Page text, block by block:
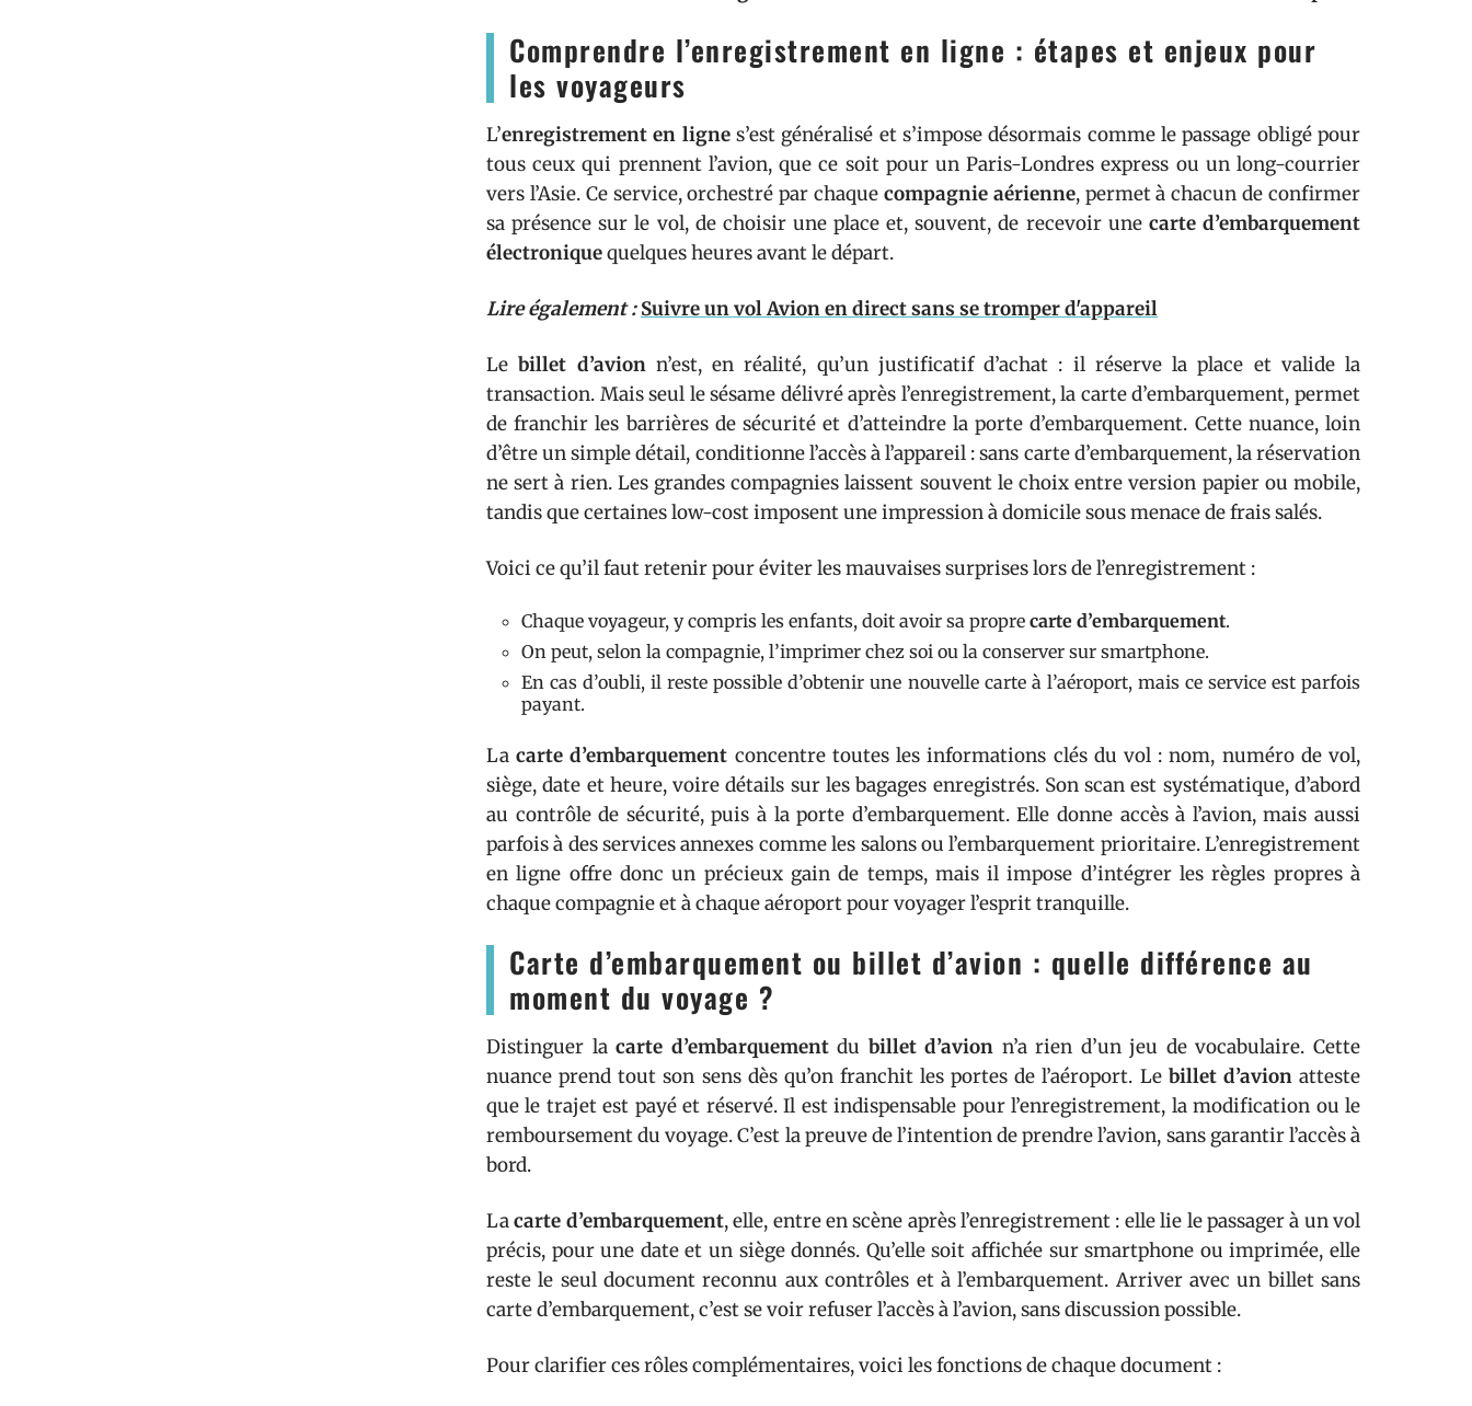
Comprendre l’enregistrement en ligne : étapes et enjeux pour
les voyageurs
L’enregistrement en lignes’est généralisé et s’impose désormais comme le passage obligé pour
tous ceux qui prennent l’avion, que ce soit pour un Paris-Londres express ou un long-courrier
vers l’Asie. Ce service, orchestré par chaque compagnie aérienne, permet à chacun de confirmer
sa présence sur le vol, de choisir une place et, souvent, de recevoir une carte d’embarquement
électroniquequelques heures avant le départ.
Lire également : Suivre un vol Avion en direct sans se tromper d'appareil
Lebillet d’avionn’est, en réalité, qu’un justificatif d’achat : il réserve la place et valide la
transaction. Mais seul le sésame délivré après l’enregistrement, la carte d’embarquement, permet
de franchir les barrières de sécurité et d’atteindre la porte d’embarquement. Cette nuance, loin
d’être un simple détail, conditionne l’accès à l’appareil : sans carte d’embarquement, la réservation
ne sert à rien. Les grandes compagnies laissent souvent le choix entre version papier ou mobile,
tandis que certaines low-cost imposent une impression à domicile sous menace de frais salés.
Voici ce qu’il faut retenir pour éviter les mauvaises surprises lors de l’enregistrement :
Chaque voyageur, y compris les enfants, doit avoir sa propre carte d’embarquement.
On peut, selon la compagnie, l’imprimer chez soi ou la conserver sur smartphone.
En cas d’oubli, il reste possible d’obtenir une nouvelle carte à l’aéroport, mais ce service est parfois
payant.
Lacarte d’embarquement concentre toutes les informations clés du vol : nom, numéro de vol,
siège, date et heure, voire détails sur les bagages enregistrés. Son scan est systématique, d’abord
au contrôle de sécurité, puis à la porte d’embarquement. Elle donne accès à l’avion, mais aussi
parfois à des services annexes comme les salons ou l’embarquement prioritaire. L’enregistrement
en ligne offre donc un précieux gain de temps, mais il impose d’intégrer les règles propres à
chaque compagnie et à chaque aéroport pour voyager l’esprit tranquille.
Carte d’embarquement ou billet d’avion : quelle différence au
moment du voyage ?
Distinguer lacarte d’embarquementdu billet d’avion n’a rien d’un jeu de vocabulaire. Cette
nuance prend tout son sens dès qu’on franchit les portes de l’aéroport. Le billet d’avionatteste
que le trajet est payé et réservé. Il est indispensable pour l’enregistrement, la modification ou le
remboursement du voyage. C’est la preuve de l’intention de prendre l’avion, sans garantir l’accès à
bord.
Lacarte d’embarquement, elle, entre en scène après l’enregistrement : elle lie le passager à un vol
précis, pour une date et un siège donnés. Qu’elle soit affichée sur smartphone ou imprimée, elle
reste le seul document reconnu aux contrôles et à l’embarquement. Arriver avec un billet sans
carte d’embarquement, c’est se voir refuser l’accès à l’avion, sans discussion possible.
Pour clarifier ces rôles complémentaires, voici les fonctions de chaque document :